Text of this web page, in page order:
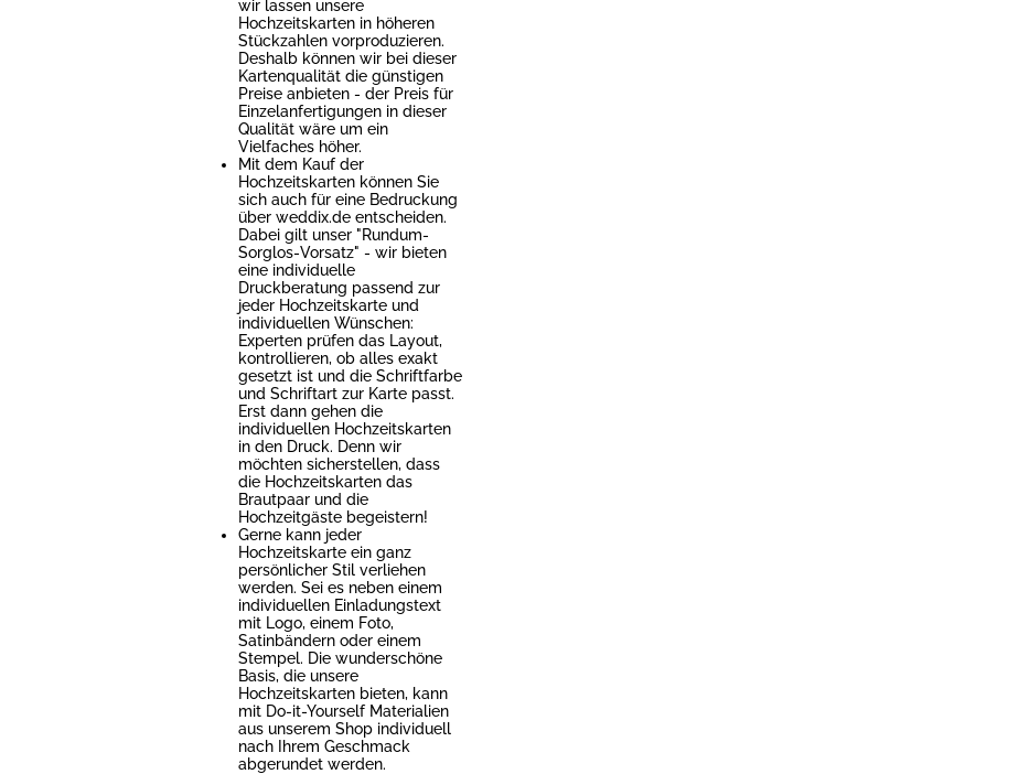
wir lassen unsere
Hochzeitskarten in höheren
Stückzahlen vorproduzieren.
Deshalb können wir bei dieser
Kartenqualität die günstigen
Preise anbieten - der Preis für
Einzelanfertigungen in dieser
Qualität wäre um ein
Vielfaches höher.
Mit dem Kauf der
Hochzeitskarten können Sie
sich auch für eine Bedruckung
über weddix.de entscheiden.
Dabei gilt unser "Rundum-
Sorglos-Vorsatz" - wir bieten
eine individuelle
Druckberatung passend zur
jeder Hochzeitskarte und
individuellen Wünschen:
Experten prüfen das Layout,
kontrollieren, ob alles exakt
gesetzt ist und die Schriftfarbe
und Schriftart zur Karte passt.
Erst dann gehen die
individuellen Hochzeitskarten
in den Druck. Denn wir
möchten sicherstellen, dass
die Hochzeitskarten das
Brautpaar und die
Hochzeitgäste begeistern!
Gerne kann jeder
Hochzeitskarte ein ganz
persönlicher Stil verliehen
werden. Sei es neben einem
individuellen Einladungstext
mit Logo, einem Foto,
Satinbändern oder einem
Stempel. Die wunderschöne
Basis, die unsere
Hochzeitskarten bieten, kann
mit Do-it-Yourself Materialien
aus unserem Shop individuell
nach Ihrem Geschmack
abgerundet werden.